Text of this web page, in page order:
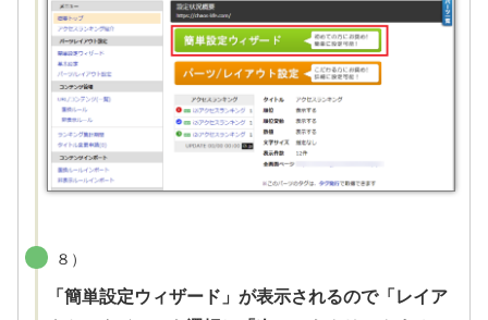
８）
「簡単設定ウィザード」が表示されるので「レイア